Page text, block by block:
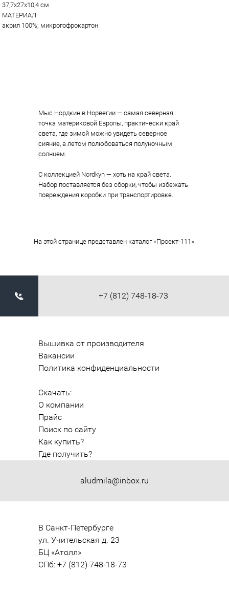
37,7х27х10,4 см
МАТЕРИАЛ
акрил 100%; микрогофрокартон
Мыс Нордкин в Норвегии — самая северная
точка материковой Европы, практически край
света, где зимой можно увидеть северное
сияние, а летом полюбоваться полуночным
солнцем.
С коллекцией Nordkyn — хоть на край света.
Набор поставляется без сборки, чтобы избежать
повреждения коробки при транспортировке.
На этой странице представлен каталог «Проект-111».
+7 (812) 748-18-73
aludmila@inbox.ru
Вышивка от производителя
Вакансии
Политика конфиденциальности
Скачать:
О компании
Прайс
Поиск по сайту
Как купить?
Где получить?
В Санкт-Петербурге
ул. Учительская д. 23
БЦ «Атолл»
СПб: +7 (812) 748-18-73